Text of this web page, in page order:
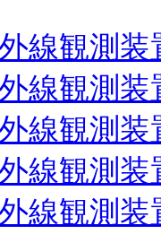
線観測
線観測
線観測
線観測
線観測